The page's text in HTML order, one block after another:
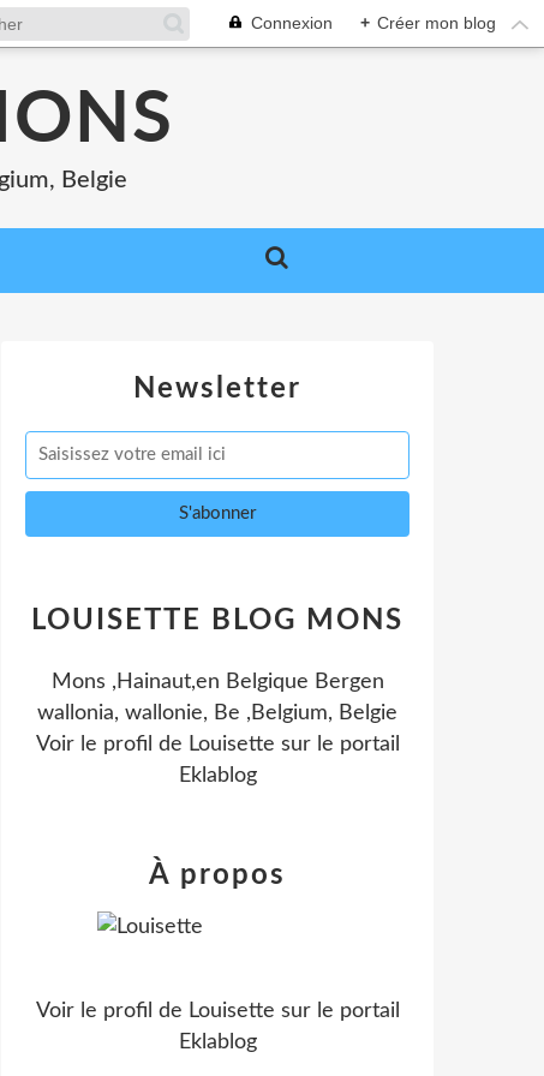
Connexion + Créer mon blog
Belgie
Newsletter
LOUISETTE BLOG MONS
Mons ,Hainaut,en Belgique Bergen
wallonia, wallonie, Be ,Belgium, Belgie
Voir le profil de Louisette sur le portail
Eklablog
À propos
Voir le profil de Louisette sur le portail
Eklablog